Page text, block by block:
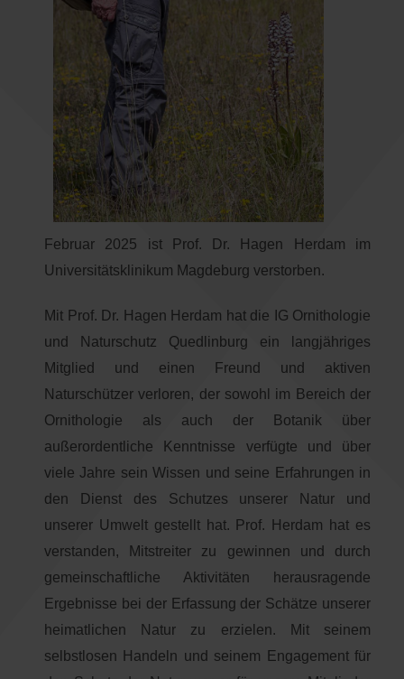
Februar 2025 ist Prof. Dr. Hagen Herdam im
Universitätsklinikum Magdeburg verstorben.
Mit Prof. Dr. Hagen Herdam hat die IG Ornithologie
und Naturschutz Quedlinburg ein langjähriges
Mitglied und einen Freund und aktiven
Naturschützer verloren, der sowohl im Bereich der
Ornithologie als auch der Botanik über
außerordentliche Kenntnisse verfügte und über
viele Jahre sein Wissen und seine Erfahrungen in
den Dienst des Schutzes unserer Natur und
unserer Umwelt gestellt hat. Prof. Herdam hat es
verstanden, Mitstreiter zu gewinnen und durch
gemeinschaftliche Aktivitäten herausragende
Ergebnisse bei der Erfassung der Schätze unserer
heimatlichen Natur zu erzielen. Mit seinem
selbstlosen Handeln und seinem Engagement für